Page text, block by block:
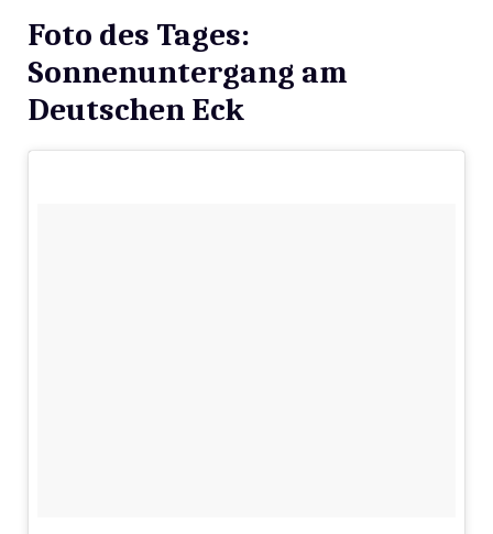
Foto des Tages:
Sonnenuntergang am
Deutschen Eck